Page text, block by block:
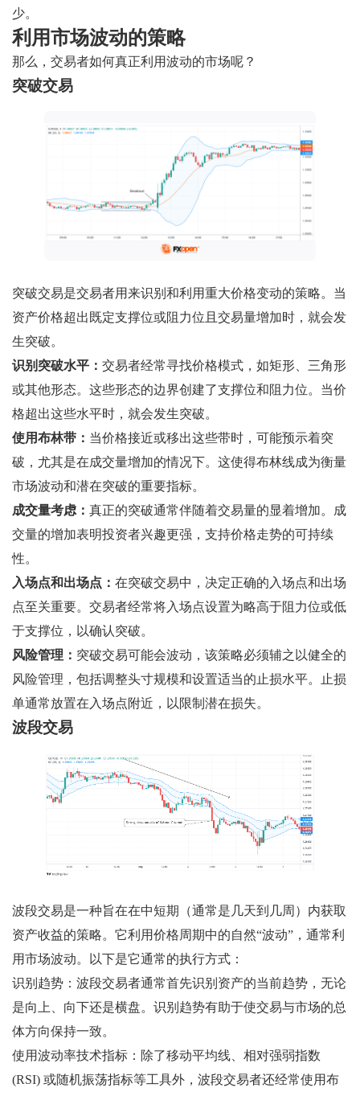
少。
利用市场波动的策略
那么，交易者如何真正利用波动的市场呢？
突破交易
突破交易是交易者用来识别和利用重大价格变动的策略。当
资产价格超出既定支撑位或阻力位且交易量增加时，就会发
生突破。
识别突破水平： 交易者经常寻找价格模式，如矩形、三角形
或其他形态。这些形态的边界创建了支撑位和阻力位。当价
格超出这些水平时，就会发生突破。
使用布林带： 当价格接近或移出这些带时，可能预示着突
破，尤其是在成交量增加的情况下。这使得布林线成为衡量
市场波动和潜在突破的重要指标。
成交量考虑： 真正的突破通常伴随着交易量的显着增加。成
交量的增加表明投资者兴趣更强，支持价格走势的可持续
性。
入场点和出场点： 在突破交易中，决定正确的入场点和出场
点至关重要。交易者经常将入场点设置为略高于阻力位或低
于支撑位，以确认突破。
风险管理： 突破交易可能会波动，该策略必须辅之以健全的
风险管理，包括调整头寸规模和设置适当的止损水平。止损
单通常放置在入场点附近，以限制潜在损失。
波段交易
波段交易是一种旨在在中短期（通常是几天到几周）内获取
资产收益的策略。它利用价格周期中的自然“波动”，通常利
用市场波动。以下是它通常的执行方式：
识别趋势：波段交易者通常首先识别资产的当前趋势，无论
是向上、向下还是横盘。识别趋势有助于使交易与市场的总
体方向保持一致。
使用波动率技术指标：除了移动平均线、相对强弱指数
(RSI) 或随机振荡指标等工具外，波段交易者还经常使用布